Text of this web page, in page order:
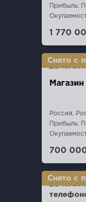
Прибыль:
1 770
Магазин
Россия,
Прибыль:
700